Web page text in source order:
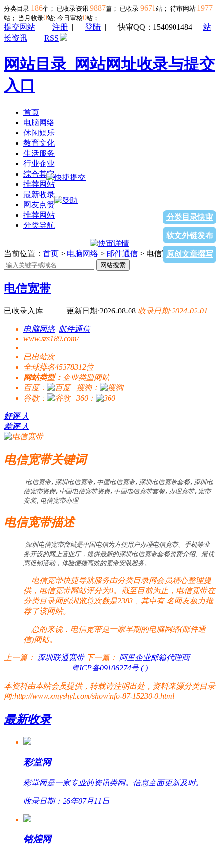
分类目录 186个； 已收录资讯 9887篇； 已收录 9671 站； 待审网站 1977
站； 当月收录0站; 今日审核0站；
提交网站 | 注册 | 登陆 |快审QQ：1540901484 | 站
长资讯 | RSS
网站目录_网站网址收录与提交
入口
首页
电脑网络
休闲娱乐
教育文化
生活服务
行业企业
综合其它
推荐网站
最新收录
网友点赞
推荐网站
分类导航
分类目录快审
软文外链发布
原创文章撰写
当前位置： 首页 > 电脑网络 > 邮件通信 > 电信宽带
网站搜索
电信宽带
已收录入库 更新日期:2026-08-08 收录日期:2024-02-01
电脑网络 邮件通信
www.szs189.com/
已出站次
全球排名45378312位
网站类型： 企业类型网站
百度：
搜狗：
谷歌：
360：
好评 人
差评 人
电信宽带关键词
电信宽带,深圳电信宽带,中国电信宽带,深圳电信宽带套餐,深圳电
信宽带资费,中国电信宽带资费,中国电信宽带套餐,办理宽带,宽带
安装,电信宽带办理
电信宽带描述
深圳电信宽带商城是中国电信为方便用户办理电信宽带、手机等业
务开设的网上营业厅，提供最新的深圳电信宽带套餐资费介绍、最优
惠促销活动，体验便捷高效的宽带安装服务。
电信宽带快捷导航服务由分类目录网会员精心整理提
供，电信宽带网站评分为0。截至目前为止，电信宽带在
分类目录网的浏览总次数是2383，其中有名网友极力推
荐了该网站。
总的来说，电信宽带是一家早期的电脑网络(邮件通
信)网站。
上一篇： 深圳联通宽带 下一篇： 阿里企业邮箱代理商
粤ICP备09106274号 ( )
本资料由本站会员提供，转载请注明出处，资料来源分类目录
网:http://www.xmyshyl.com/showinfo-87-15230-0.html
最新收录
彩堂网
彩堂网是一家专业的资讯类网。信息全面更新及时。
收录日期：26年07月11日
铭煌网